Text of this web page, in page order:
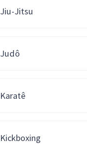
Jiu-Jitsu
Judô
Karatê
Kickboxing